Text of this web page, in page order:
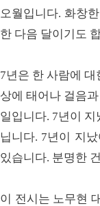
오월입니다. 화창
한 다음 달이기도
7년은 한 사람에
상에 태어나 걸음
일입니다. 7년이
닙니다. 7년이 지
있습니다. 분명한
이 전시는 노무현